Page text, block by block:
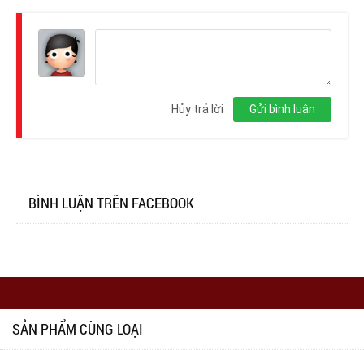
Gửi bình luận
Hủy trả lời
BÌNH LUẬN TRÊN FACEBOOK
SẢN PHẨM CÙNG LOẠI